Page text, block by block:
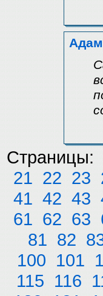
Адам
Страницы:
21 22 23
41 42 43
61 62 63
81 82
100 101
115 116